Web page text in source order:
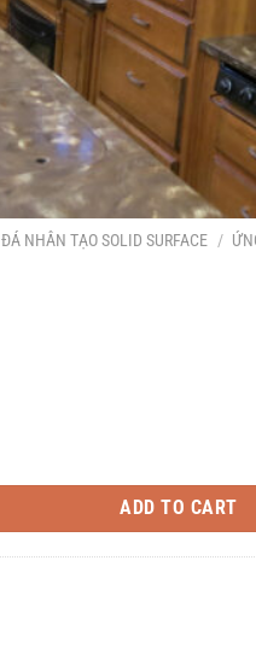
ĐÁ NHÂN TẠO SOLID SURFACE /
ADD TO CART